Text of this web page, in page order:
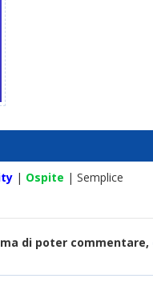
| Ospite | Semplice
di poter commentare,